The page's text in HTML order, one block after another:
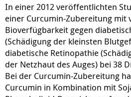
In einer 2012 veröffentlichten
einer Curcumin-Zubereitung mit
Bioverfügbarkeit gegen
(Schädigung der kleinsten
diabetische Retinopathie
der Netzhaut des Auges) bei 38
Bei der Curcumin-Zubereitung
Curcumin in Kombination mit